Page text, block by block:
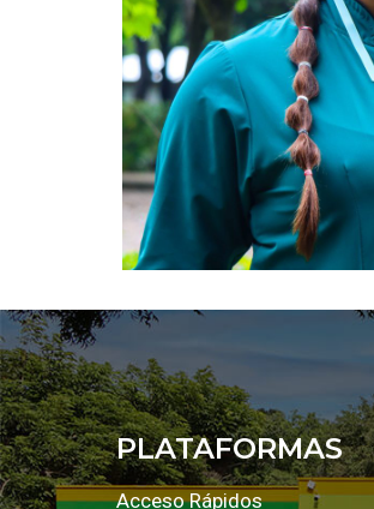
PLATAFORMAS
Acceso Rápidos